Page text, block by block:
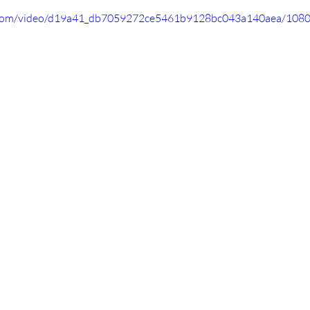
video/d19a41_db7059272ce5461b9128bc043a140aea/